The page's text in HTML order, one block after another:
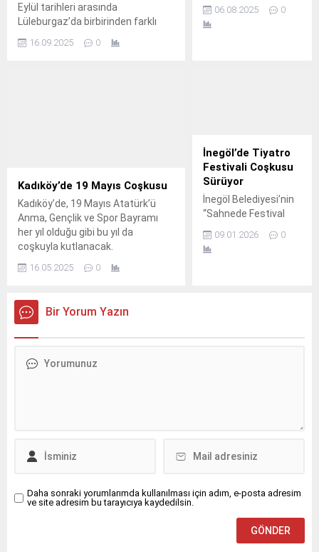
Eylül tarihleri arasında
Lüleburgaz’da birbirinden farklı
Hareketlilik’ temasıyla kutlanacak.
16.09.2025 0
geleneksel hale
getirilen Zeytin Dalı
06.08.2025 0
Kadıköy’de 19 Mayıs Coşkusu
Kadıköy’de, 19 Mayıs Atatürk’ü
Anma, Gençlik ve Spor Bayramı
her yıl olduğu gibi bu yıl da
coşkuyla kutlanacak.
16.05.2025 0
İnegöl’de Tiyatro
Festivali Coşkusu
Sürüyor
İnegöl Belediyesi’nin
“Sahnede Festival
Var” sloganıyla bu yıl
ilk kez düzenlediği
tiyatro festivali tüm
09.01.2026 0
Bir Yorum Yazın
Daha sonraki yorumlarımda kullanılması için adım, e-posta adresim
ve site adresim bu tarayıcıya kaydedilsin.